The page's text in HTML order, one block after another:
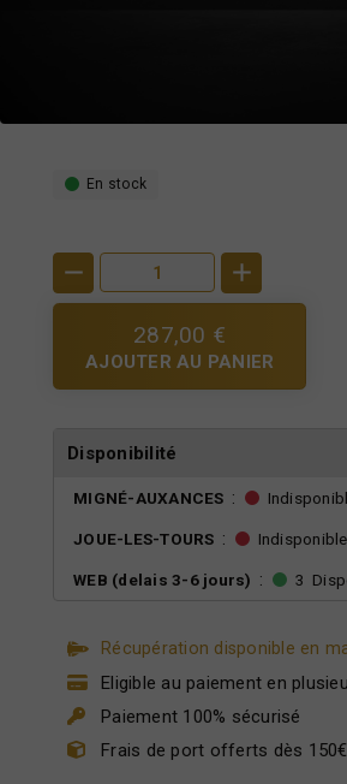
En stock
287,00 €
AJOUTER AU PANIER
Disponibilité
MIGNÉ-AUXANCES :
JOUE-LES-TOURS : Indisponible
WEB (delais 3-6 jours) : 3
Récupération disponible en
Eligible au paiement en
Paiement 100% sécurisé
Frais de port offerts dès 150€